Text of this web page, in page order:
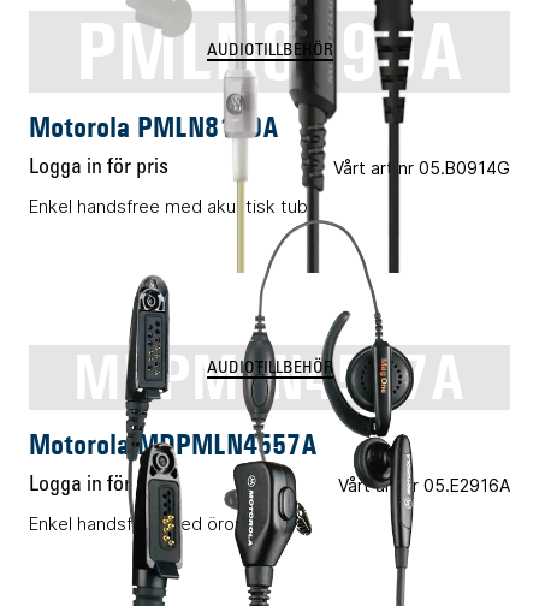
PMLN8190A
AUDIOTILLBEHÖR
Motorola PMLN8190A
Logga in för pris Vårt art.nr 05.B0914G
Enkel handsfree med akustisk tub
MDPMLN4557A
AUDIOTILLBEHÖR
Motorola MDPMLN4557A
Logga in för pris Vårt art.nr 05.E2916A
Enkel handsfree med öronbygel